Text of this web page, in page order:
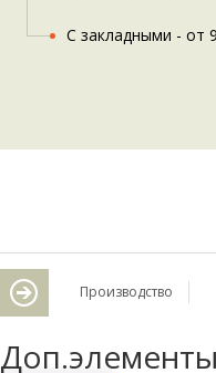
С закладными - от
Производство
Доп.элементы